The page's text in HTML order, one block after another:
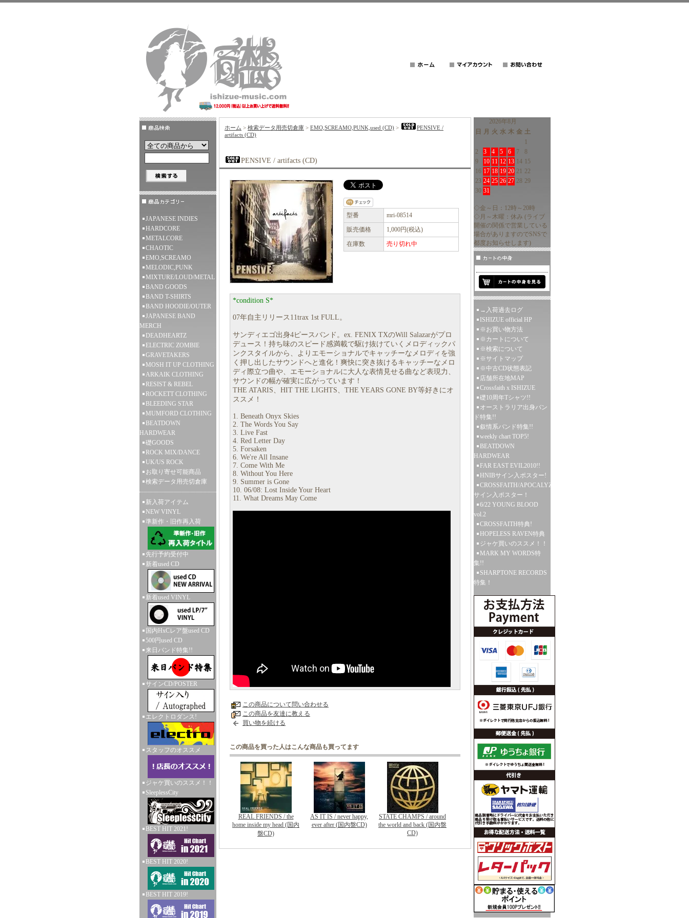
JAPANESE INDIES
HARDCORE
METALCORE
CHAOTIC
EMO,SCREAMO
MELODIC,PUNK
MIXTURE/LOUD/METAL
BAND GOODS
BAND T-SHIRTS
BAND HOODIE/OUTER
JAPANESE BAND
MERCH
DEADHEARTZ
ELECTRIC ZOMBIE
GRAVETAKERS
MOSH IT UP CLOTHING
ARKAIK CLOTHING
RESIST & REBEL
ROCKETT CLOTHING
BLEEDING STAR
MUMFORD CLOTHING
BEATDOWN
HARDWEAR
礎GOODS
ROCK MIX/DANCE
UK/US ROCK
お取り寄せ可能商品
検索データ用売切倉庫
新入荷アイテム
NEW VINYL
準新作・旧作再入荷
先行予約受付中
新着used CD
新着used VINYL
国内HxCレア盤used CD
500円used CD
来日バンド特集!!
サインCD/POSTER
エレクトロダンス!
スタッフのオススメ
ジャケ買いのススメ！！
SleeplessCity
BEST HIT 2021!
BEST HIT 2020!
BEST HIT 2019!
ホーム > 検索データ用売切倉庫 > EMO,SCREAMO,PUNK,used (CD) >
PENSIVE /
artifacts (CD)
PENSIVE / artifacts (CD)
型番
mri-08514
販売価格
1,000円(税込)
在庫数
売り切れ中
*condition S*
07年自主リリース11trax 1st FULL。
サンディエゴ出身4ピースバンド。ex. FENIX TXのWill Salazarがプロ
デュース！持ち味のスピード感満載で駆け抜けていくメロディックパ
ンクスタイルから、よりエモーショナルでキャッチーなメロディを強
く押し出したサウンドへと進化！爽快に突き抜けるキャッチーなメロ
ディ際立つ曲や、エモーショナルに大人な表情見せる曲など表現力、
サウンドの幅が確実に広がっています！
THE ATARIS、HIT THE LIGHTS、THE YEARS GONE BY等好きにオ
ススメ！
1. Beneath Onyx Skies
2. The Words You Say
3. Live Fast
4. Red Letter Day
5. Forsaken
6. We're All Insane
7. Come With Me
8. Without You Here
9. Summer is Gone
10. 06/08: Lost Inside Your Heart
11. What Dreams May Come
この商品について問い合わせる
この商品を友達に教える
買い物を続ける
この商品を買った人はこんな商品も買ってます
REAL FRIENDS / the
home inside my head (国内
盤CD)
AS IT IS / never happy,
ever after (国内盤CD)
STATE CHAMPS / around
the world and back (国内盤
CD)
2026年8月
日
月 火 水 木 金 土
1
2
3 4 5 6 7
8
9
10 11 12 13 14 15
16 17 18 19 20 21 22
23 24 25 26 27 28 29
30 31
◇金～日：12時～20時
◇月～木曜：休み (ライブ
開催の関係で営業している
場合がありますのでSNSで
都度お知らせします)
→入荷過去ログ
ISHIZUE official HP
※お買い物方法
※カートについて
※検索について
※サイトマップ
※中古CD状態表記
店舗所在地MAP
Crossfaith x ISHIZUE
礎10周年Tシャツ!!
オーストラリア出身バン
ド特集!!
叙情系バンド特集!!
weekly chart TOP5!
BEATDOWN
HARDWEAR
FAR EAST EVIL2010!!
HNIBサイン入ポスター!
CROSSFAITH/APOCALYZE
サイン入ポスター！
6/22 YOUNG BLOOD
vol.2
CROSSFAITH特典!
HOPELESS RAVEN特典
ジャケ買いのススメ！！
MARK MY WORDS特
集!!
SHARPTONE RECORDS
特集！